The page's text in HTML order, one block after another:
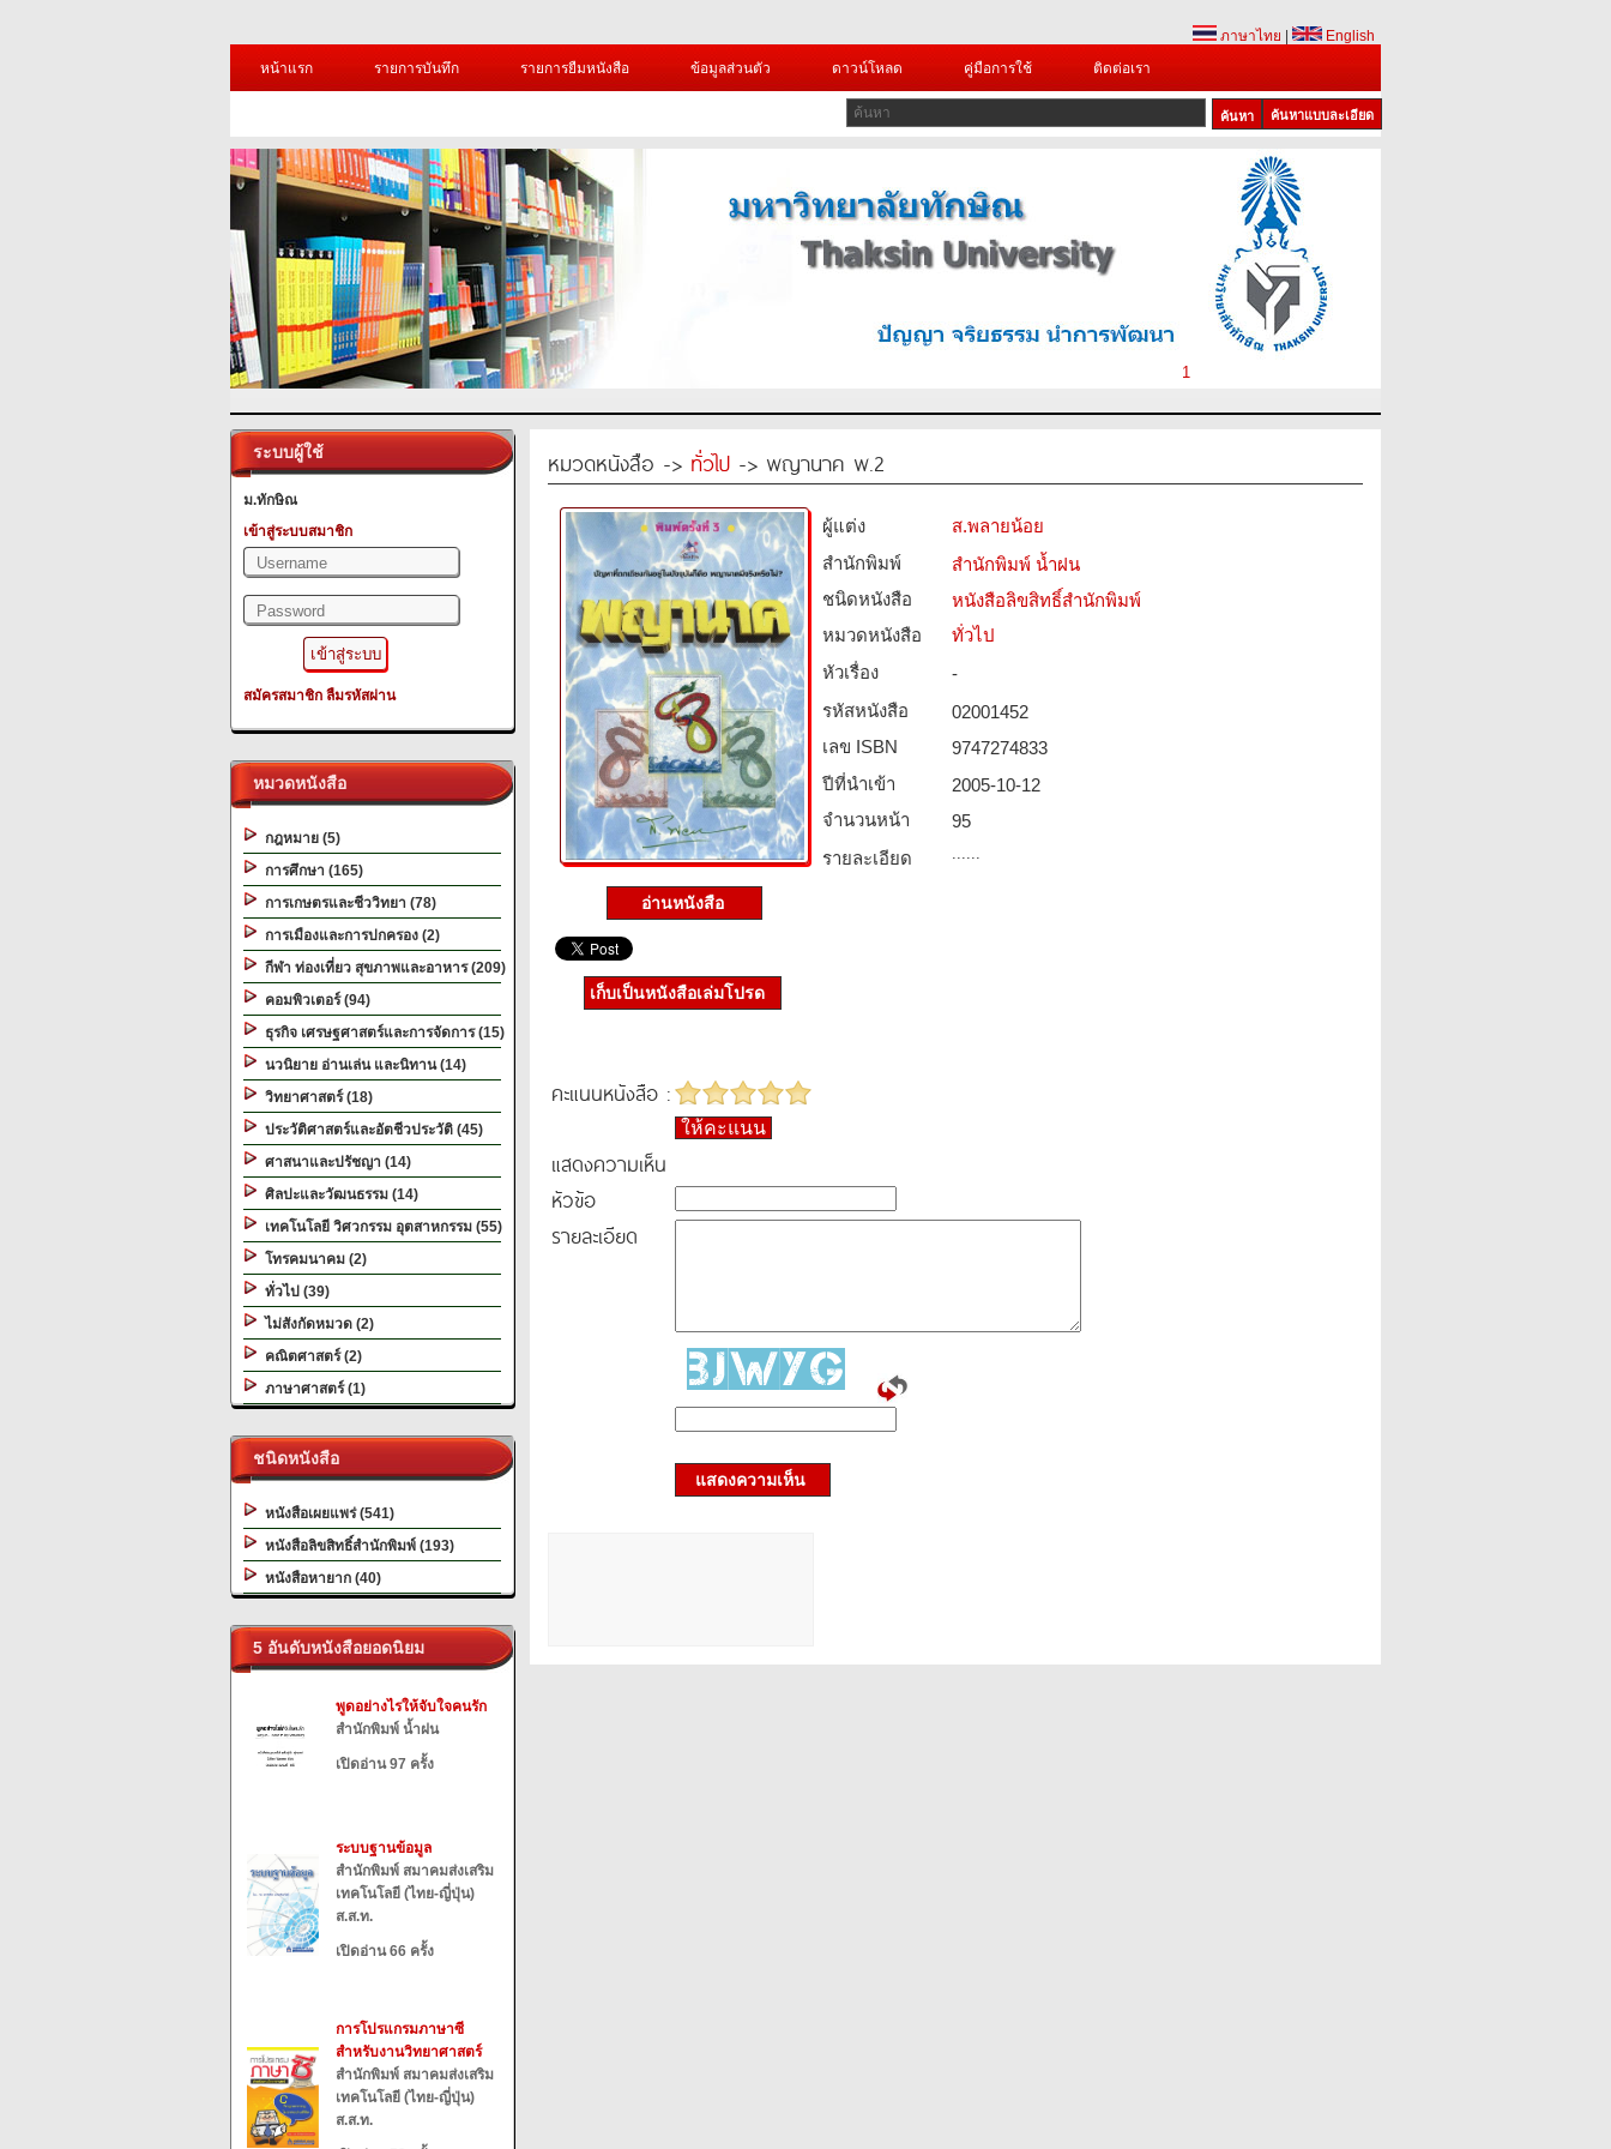
ภาษาไทย
English
หน้าแรก
รายการบันทึก รายการยืมหนังสือ ข้อมูลส่วนตัว ดาวน์โหลด คู่มือการใช้ ติดต่อเรา
ค้นหาแบบละเอียด
1
ระบบผู้ใช้
ม.ทักษิณ
เข้าสู่ระบบสมาชิก
สมัครสมาชิก ลืมรหัสผ่าน
หมวดหนังสือ
กฎหมาย (5)
การศึกษา (165)
การเกษตรและชีววิทยา (78)
การเมืองและการปกครอง (2)
กีฬา ท่องเที่ยว สุขภาพและอาหาร (209)
คอมพิวเตอร์ (94)
ธุรกิจ เศรษฐศาสตร์และการจัดการ (15)
นวนิยาย อ่านเล่น และนิทาน (14)
วิทยาศาสตร์ (18)
ประวัติศาสตร์และอัตชีวประวัติ (45)
ศาสนาและปรัชญา (14)
ศิลปะและวัฒนธรรม (14)
เทคโนโลยี วิศวกรรม อุตสาหกรรม (55)
โทรคมนาคม (2)
ทั่วไป (39)
ไม่สังกัดหมวด (2)
คณิตศาสตร์ (2)
ภาษาศาสตร์ (1)
ชนิดหนังสือ
หนังสือเผยแพร่ (541)
หนังสือลิขสิทธิ์สำนักพิมพ์ (193)
หนังสือหายาก (40)
5 อันดับหนังสือยอดนิยม
พูดอย่างไรให้จับใจคนรัก
สำนักพิมพ์ น้ำฝน
เปิดอ่าน 97 ครั้ง
ระบบฐานข้อมูล
สำนักพิมพ์ สมาคมส่งเสริม
เทคโนโลยี (ไทย-ญี่ปุ่น)
ส.ส.ท.
เปิดอ่าน 66 ครั้ง
การโปรแกรมภาษาซี
สำหรับงานวิทยาศาสตร์
สำนักพิมพ์ สมาคมส่งเสริม
เทคโนโลยี (ไทย-ญี่ปุ่น)
ส.ส.ท.
หมวดหนังสือ -> ทั่วไป -> พญานาค พ.2
อ่านหนังสือ
ผู้แต่ง
ส.พลายน้อย
สำนักพิมพ์
สำนักพิมพ์ น้ำฝน
ชนิดหนังสือ­
หนังสือลิขสิทธิ์สำนักพิมพ์
หมวดหนังสือ­
ทั่วไป
หัวเรื่อง
-
รหัสหนังสือ­
02001452
เลข ISBN
9747274833
ปีที่นำเข้า
2005-10-12
จำนวนหน้า
95
รายละเอียด
......
เก็บเป็นหนังสือเล่มโปรด
คะแนนหนังสือ :
ให้คะแนน
แสดงความเห็น
หัวข้อ
รายละเอียด
แสดงความเห็น